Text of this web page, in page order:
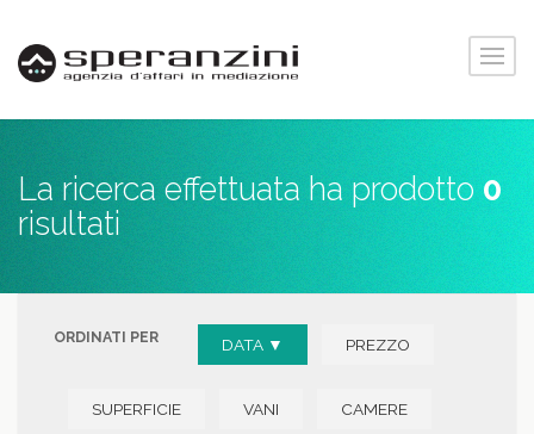
La ricerca effettuata ha prodotto 0
risultati
ORDINATI PER DATA ▼ PREZZO
SUPERFICIE VANI CAMERE